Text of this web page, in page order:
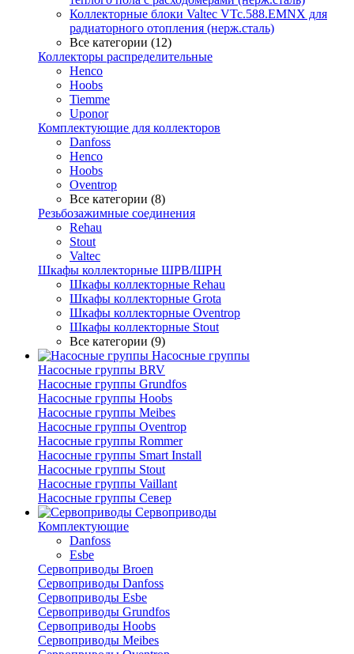
Коллекторные блоки Valtec VTc.588.EMNX для
радиаторного отопления (нерж.сталь)
Все категории (12)
Коллекторы распределительные
Henco
Hoobs
Tiemme
Uponor
Комплектующие для коллекторов
Danfoss
Henco
Hoobs
Oventrop
Все категории (8)
Резьбозажимные соединения
Rehau
Stout
Valtec
Шкафы коллекторные ШРВ/ШРН
Шкафы коллекторные Rehau
Шкафы коллекторные Grota
Шкафы коллекторные Oventrop
Шкафы коллекторные Stout
Все категории (9)
Насосные группы
Насосные группы BRV
Насосные группы Grundfos
Насосные группы Hoobs
Насосные группы Meibes
Насосные группы Oventrop
Насосные группы Rommer
Насосные группы Smart Install
Насосные группы Stout
Насосные группы Vaillant
Насосные группы Север
Сервоприводы
Комплектующие
Danfoss
Esbe
Сервоприводы Broen
Сервоприводы Danfoss
Сервоприводы Esbe
Сервоприводы Grundfos
Сервоприводы Hoobs
Сервоприводы Meibes